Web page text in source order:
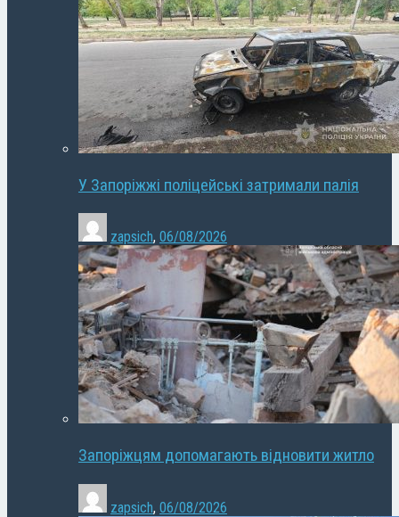
У Запоріжжі поліцейські затримали палія
zapsich, 06/08/2026
Запоріжцям допомагають відновити житло
zapsich, 06/08/2026